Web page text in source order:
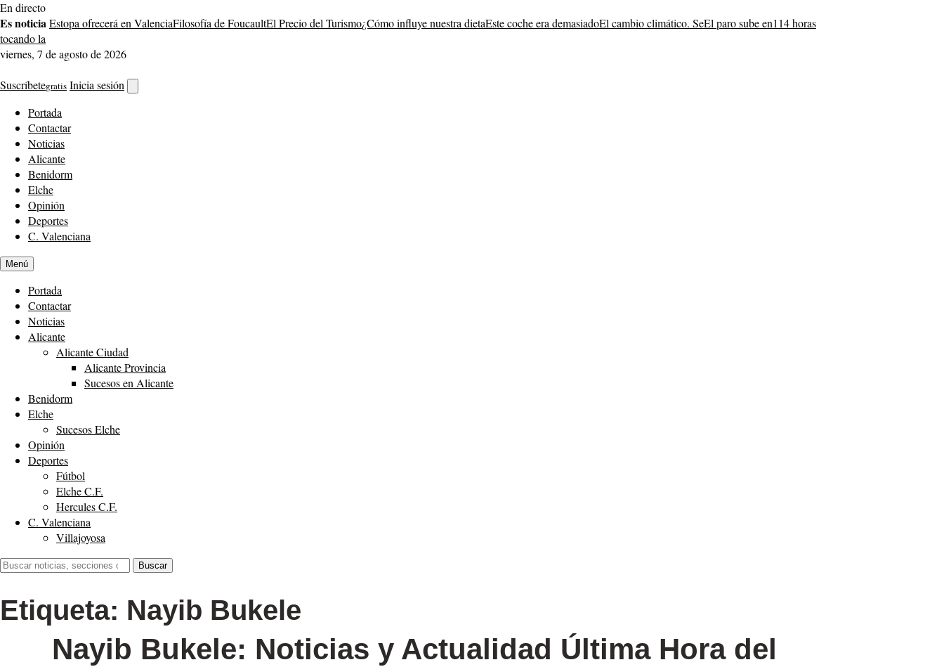
Saltar
al
contenido
En directo
Es noticiaEstopa ofrecerá en ValenciaFilosofía de FoucaultEl Precio del Turismo¿Cómo influye nuestra dietaEste coche era demasiadoEl cambio climático. SeEl paro sube en114 horas
tocando la
viernes, 7 de agosto de 2026
Suscríbetegratis Inicia sesión
buscador
Portada
Contactar
Noticias
Alicante
Benidorm
Elche
Opinión
Deportes
C. Valenciana
Menú
Portada
Contactar
Noticias
Alicante
Alicante Ciudad
Alicante Provincia
Sucesos en Alicante
Benidorm
Elche
Sucesos Elche
Opinión
Deportes
Fútbol
Elche C.F.
Hercules C.F.
C. Valenciana
Villajoyosa
Buscar:
Buscar
Etiqueta: Nayib Bukele
Nayib Bukele: Noticias y Actualidad Última Hora del